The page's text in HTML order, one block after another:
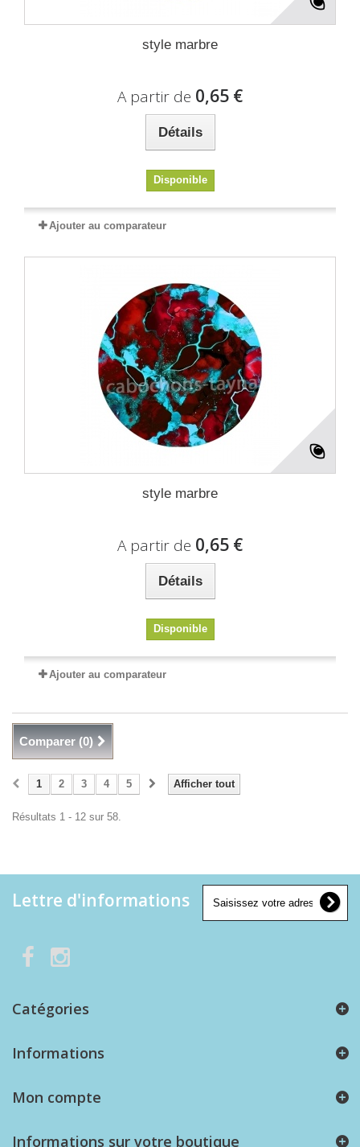
style marbre
A partir de 0,65 €
Détails
Disponible
Ajouter au comparateur
style marbre
A partir de 0,65 €
Détails
Disponible
Ajouter au comparateur
Comparer (0)
Afficher tout
1 2 3 4 5
Résultats 1 - 12 sur 58.
Lettre d'informations
Catégories
Informations
Mon compte
Informations sur votre boutique